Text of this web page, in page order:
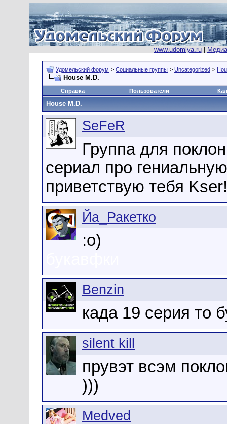
www.udomlya.ru|
Удомельский форум > Социальные группы > Uncategorized >
House M.D.
Справка Пользователи
House M.D.
SeFeR
Группа для
сериал про
приветствую тебя
Йа_Ракетко
:o)
Benzin
када 19 серия то
silent kill
прувэт всэм
)))
Medved